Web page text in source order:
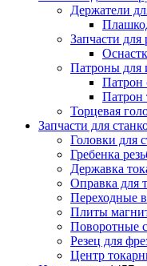
Держатели
Запчасти для
Патроны для
Патрон
Патрон
Торцевая
Запчасти для
Головки для
Гребенка
Державка
Оправка для
Переходные
Плиты
Поворотные
Резец для
Центр